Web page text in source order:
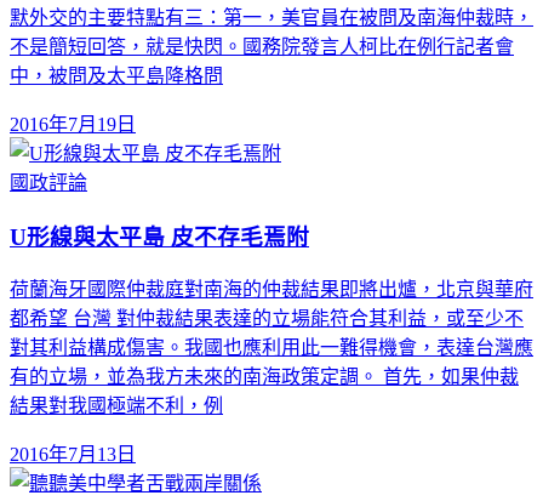
默外交的主要特點有三：第一，美官員在被問及南海仲裁時，
不是簡短回答，就是快閃。國務院發言人柯比在例行記者會
中，被問及太平島降格問
2016年7月19日
國政評論
U形線與太平島 皮不存毛焉附
荷蘭海牙國際仲裁庭對南海的仲裁結果即將出爐，北京與華府
都希望 台灣 對仲裁結果表達的立場能符合其利益，或至少不
對其利益構成傷害。我國也應利用此一難得機會，表達台灣應
有的立場，並為我方未來的南海政策定調。 首先，如果仲裁
結果對我國極端不利，例
2016年7月13日